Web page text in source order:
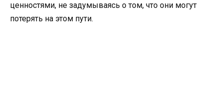
ценностями, не задумываясь о том, что они могут
потерять на этом пути.